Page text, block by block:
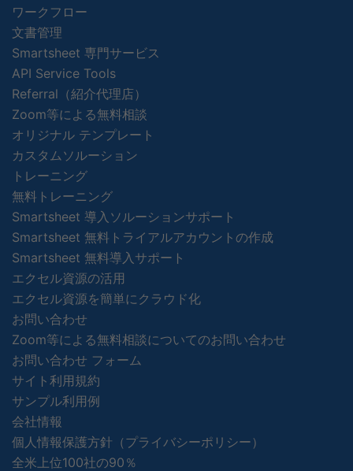
ワークフロー
文書管理
Smartsheet 専門サービス
API Service Tools
Referral（紹介代理店）
Zoom等による無料相談
オリジナル テンプレート
カスタムソルーション
トレーニング
無料トレーニング
Smartsheet 導入ソルーションサポート
Smartsheet 無料トライアルアカウントの作成
Smartsheet 無料導入サポート
エクセル資源の活用
エクセル資源を簡単にクラウド化
お問い合わせ
Zoom等による無料相談についてのお問い合わせ
お問い合わせ フォーム
サイト利用規約
サンプル利用例
会社情報
個人情報保護方針（プライバシーポリシー）
全米上位100社の90％